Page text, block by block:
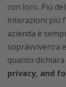
con loro. Più
interazioni più
azienda è
sopravvivenza
quanto dichiara
privacy, and